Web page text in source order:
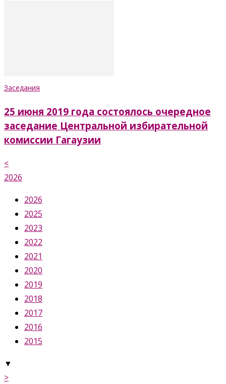
Заседания
25 июня 2019 года состоялось очередное
заседание Центральной избирательной
комиссии Гагаузии
<
2026
2026
2025
2023
2022
2021
2020
2019
2018
2017
2016
2015
▼
>